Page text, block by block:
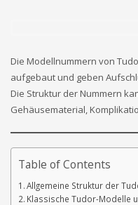
Die Modellnummern von
aufgebaut und geben
Die Struktur der Nummern
Gehäusematerial,
Table of Contents
Allgemeine Struktur der
Klassische Tudor-Modelle